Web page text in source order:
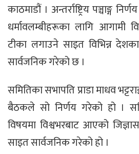
काठमाडौं । अन्तर्राष्ट्रिय पञ्चाङ्ग
धर्मावलम्बीहरूका लागि आगामी
टीका लगाउने साइत विभिन्न
सार्वजनिक गरेको छ ।
समितिका सभापति प्राडा माधव
बैठकले सो निर्णय गरेको हो ।
विषयमा विश्वभरबाट आएको
साइत सार्वजनिक गरेको हो ।